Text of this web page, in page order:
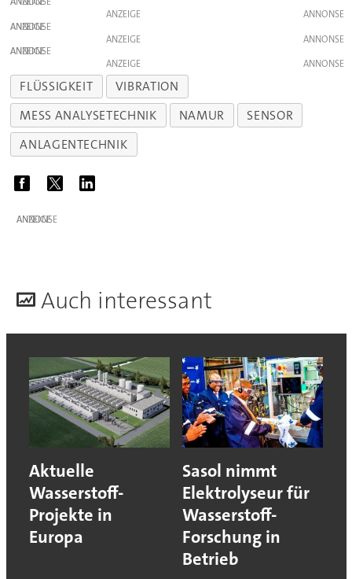
ANZEIGE
ANZEIGE
ANZEIGE
ANZEIGE
ANZEIGE
FLÜSSIGKEIT
VIBRATION
MESS ANALYSETECHNIK
NAMUR
SENSOR
ANLAGENTECHNIK
ANZEIGE
Auch interessant
Aktuelle
Wasserstoff-
Projekte in
Europa
Sasol nimmt
Elektrolyseur für
Wasserstoff-
Forschung in
Betrieb